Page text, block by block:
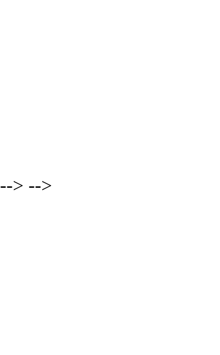
--> -->